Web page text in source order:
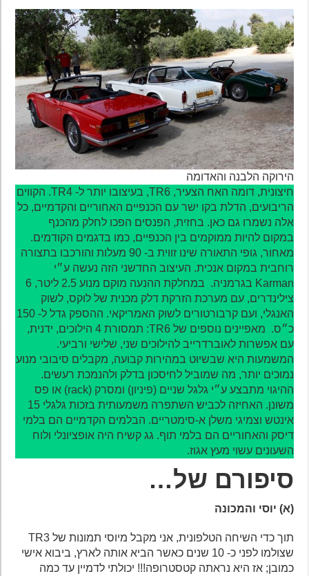
הירוקה הלבנה והאדומה
חיצונית, דומה האח הצעיר, TR6, בעיצובו יותר ל- TR4. הקווים
הריבועים, הדלת בקו ישר עם הכנפיים האחוריים והקדמיים, כל
אלה נשמרו גם כאן. בחזית, הפנסים הפכו לחלק מהכנף
במקום להיות ממוקמים בין הכנפיים, כמו בדגמים הקודמים.
מאחור, גופי התאורה שינו זווית ב- 90 מעלות והורכבו בתצורה
רוחבית במקום אנכית. העיצוב החדשני הזה נעשה ע״י
Karman בגרמניה. במחלקת ההנעה מוקם מנוע 2.5 ליטר, 6
צילינדרים, עם מערכת הזרקת דלק מכנית של לוקס, לשוק
האנגלי, ועם קרבורטורים לשוק האמריקאי. ההספק גדל ל- 150
כ״ס. מאפיינים נוספים של TR6: תמסורת 4 הילוכים, ידנית,
עם אפשרות לאוברדרייב להילוכים שני, שלישי ורביעי.
המשמעות היא שבשיוט במהירות קבועה, מקבלים סיבובי מנוע
נמוכים יותר, מה שמוביל לחיסכון בדלק ולהנמכת רעשים.
ההיגוי מתבצע ע״י גלגל שניים (פיניון) ומסרק (rack) או פס
משונן. האחיזה לכביש השתפרה משמעותית בזכות גלגלי 15
אינטש וצמיגי משלן א-סימטריים. הבלמים הקדמיים הם בלמי
דיסק והאחוריים הם בלמי תוף. גג קשיח היה אופציונלי ולוח
השעונים עשוי מעץ אגוז.
סיפורם של…
(א) יוסי והמכונה
תוך כדי השיחה הטלפונית, אני מקבל מיוסי תמונות של TR3
שצולמו לפני כ- 10 שנים כאשר הביא אותה לארץ, ביבוא אישי
כמובן; אז היא נראתה קטסטרופה!!! יכולתי לדמיין עד כמה